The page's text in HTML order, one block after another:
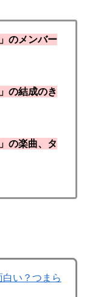
のメンバー
の結成のき
の楽曲、タ
白い？つまら